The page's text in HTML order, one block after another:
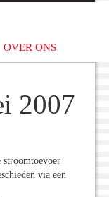
OVER ONS
2007
stroomtoevoer
via een